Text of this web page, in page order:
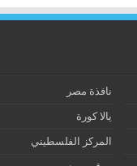
نافذة مصر
يالا كورة
المركز الفلسطيني